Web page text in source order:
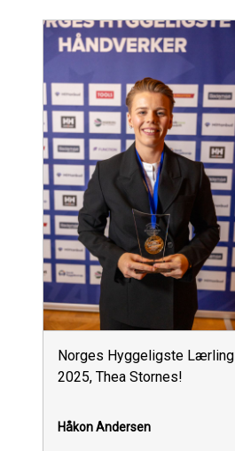
Norges Hyggeligste Lærling
2025, Thea Stornes!
Håkon Andersen